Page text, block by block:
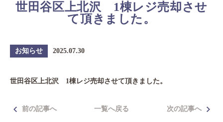
Works
世田谷区上北沢 1棟レジ売却させ
て頂きました。
お知らせ 2025.07.30
世田谷区上北沢 1棟レジ売却させて頂きました。
前の記事へ 一覧へ戻る 次の記事へ